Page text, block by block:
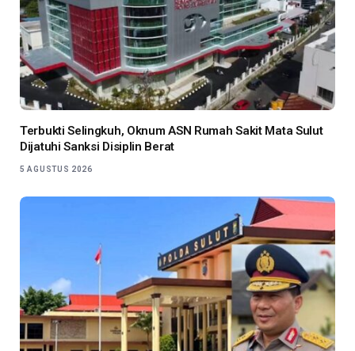
Terbukti Selingkuh, Oknum ASN Rumah Sakit Mata Sulut
Dijatuhi Sanksi Disiplin Berat
5 AGUSTUS 2026